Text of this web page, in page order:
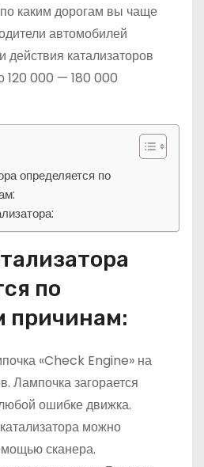
каким дорогам вы чаще
автомобилей
действия катализаторов
120 000 — 180 000
определяется по
по
причинам:
«Check Engine» на
Лампочка загорается
ошибке движка.
можно
сканера.